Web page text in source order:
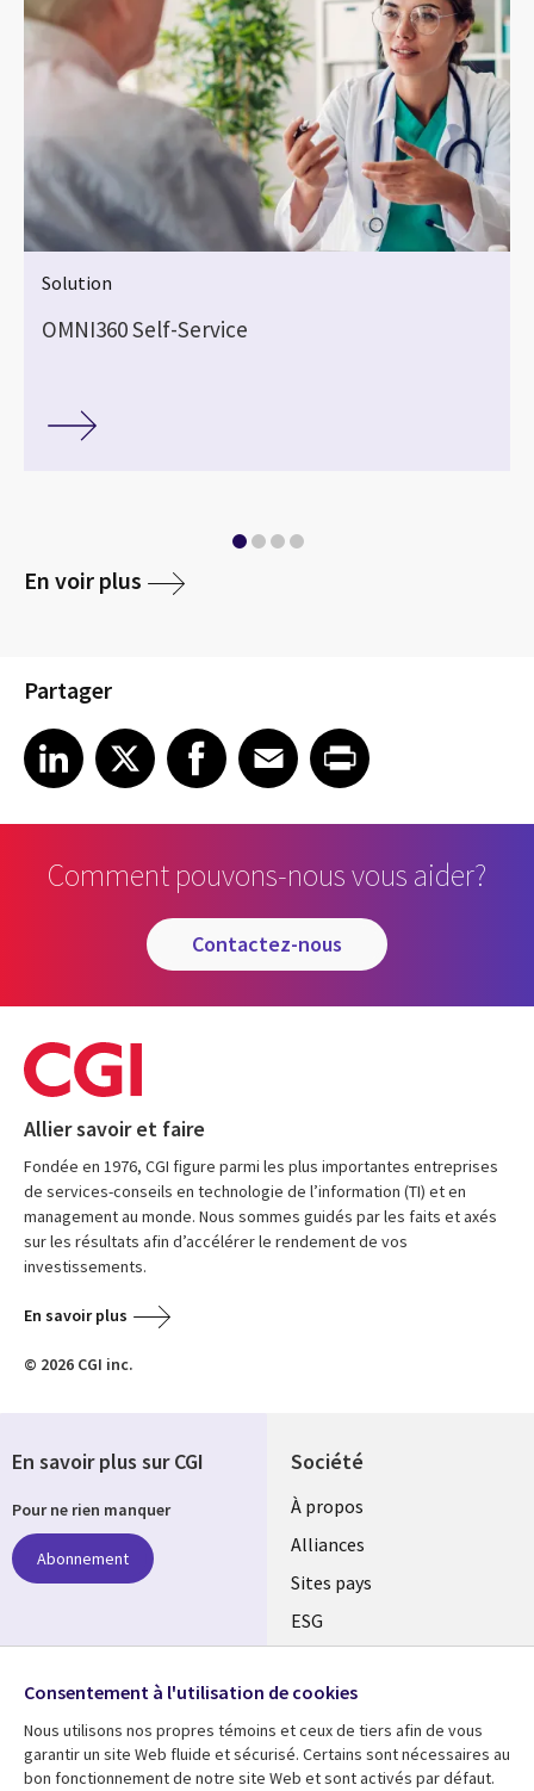
Solution
OMNI360 Self-Service
En voir plus
Partager
Share article on LinkedIn
LinkedIn
Share article on XShare article on Facebook
Facebook
Share article on Email
EmailShare article on Print
Comment pouvons-nous vous aider?
contactez-nous
Allier savoir et faire
Fondée en 1976, CGI figure parmi les plus importantes entreprises
de services-conseils en technologie de l’information (TI) et en
management au monde. Nous sommes guidés par les faits et axés
sur les résultats afin d’accélérer le rendement de vos
investissements.
En savoir plus
© 2026 CGI inc.
Société
À propos
Alliances
Sites pays
ESG
Fusions
Salle de presse
En savoir plus sur CGI
Pour ne rien manquer
Abonnement
Suivez-nous
Social
Media
Consentement à l'utilisation de cookies
Nous utilisons nos propres témoins et ceux de tiers afin de vous
garantir un site Web fluide et sécurisé. Certains sont nécessaires au
bon fonctionnement de notre site Web et sont activés par défaut.